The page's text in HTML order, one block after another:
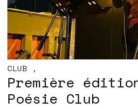
CLUB ,
Première
Poésie Club